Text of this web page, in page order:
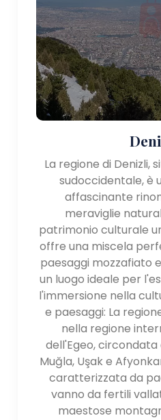
La regione di Denizli,
sudoccidentale, è
affascinante
meraviglie
patrimonio culturale
offre una miscela
paesaggi mozzafiato
un luogo ideale per
l'immersione nella
e paesaggi: La
nella regione
dell'Egeo, circondata
Muğla, Uşak e
caratterizzata da
vanno da fertili
maestose